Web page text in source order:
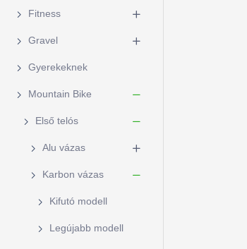
Fitness
Gravel
Gyerekeknek
Mountain Bike
Első telós
Alu vázas
Karbon vázas
Kifutó modell
Legújabb modell